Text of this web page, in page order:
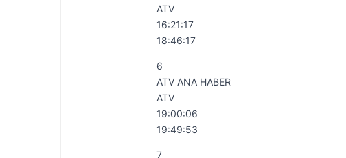
ATV
16:21:17
18:46:17
6
ATV ANA HABER
ATV
19:00:06
19:49:53
7